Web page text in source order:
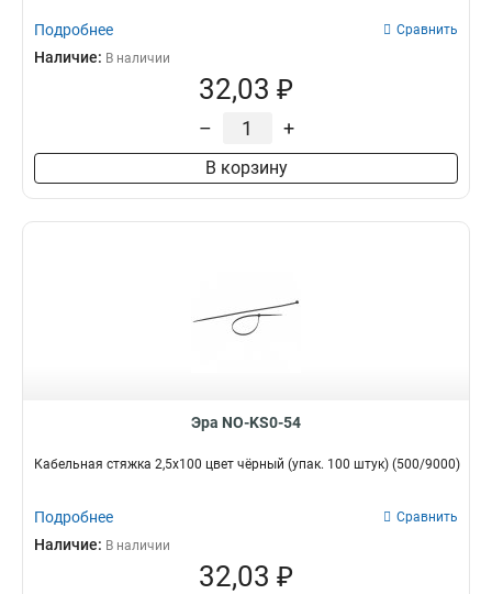
Подробнее Сравнить
Наличие: В наличии
32,03 ₽
– +
В корзину
Эра NO-KS0-54
Кабельная стяжка 2,5х100 цвет чёрный (упак. 100 штук) (500/9000)
Подробнее Сравнить
Наличие: В наличии
32,03 ₽